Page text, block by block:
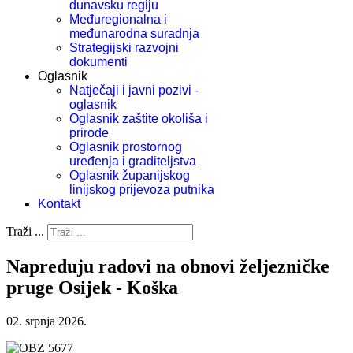
dunavsku regiju
Međuregionalna i
međunarodna suradnja
Strategijski razvojni
dokumenti
Oglasnik
Natječaji i javni pozivi -
oglasnik
Oglasnik zaštite okoliša i
prirode
Oglasnik prostornog
uređenja i graditeljstva
Oglasnik županijskog
linijskog prijevoza putnika
Kontakt
Traži ...
Napreduju radovi na obnovi željezničke
pruge Osijek - Koška
02. srpnja 2026.